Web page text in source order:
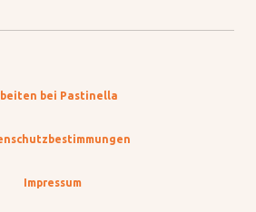
bei Pastinella
Impressum